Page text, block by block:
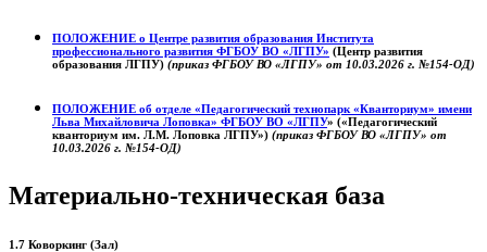
ПОЛОЖЕНИЕ о Центре развития образования Института
профессионального развития ФГБОУ ВО «ЛГПУ» (Центр развития
образования ЛГПУ) (приказ ФГБОУ ВО «ЛГПУ» от 10.03.2026 г. №154-ОД)
ПОЛОЖЕНИЕ об отделе «Педагогический технопарк «Кванториум» имени
Льва Михайловича Лоповка» ФГБОУ ВО «ЛГПУ» («Педагогический
кванториум им. Л.М. Лоповка ЛГПУ») (приказ ФГБОУ ВО «ЛГПУ» от
10.03.2026 г. №154-ОД)
Материально-техническая база
1.7 Коворкинг (Зал)